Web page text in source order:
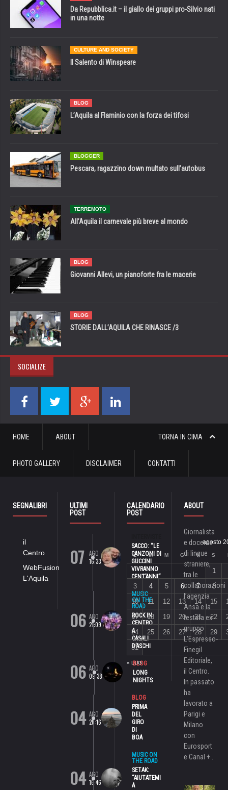
Da Repubblica.it – il giallo dei gruppi pro-Silvio nati
in una notte
CULTURE AND SOCIETY
Il Salento di Winspeare
BLOG
L’Aquila al Flaminio con la forza dei tifosi
BLOGGER
Pescara, ragazzino down multato sull’autobus
TERREMOTO
All’Aquila il carnevale più breve al mondo
BLOG
Giovanni Allevi, un pianoforte fra le macerie
BLOG
STORIE DALL’AQUILA CHE RINASCE /3
SOCIALIZE
TORNA IN CIMA
HOME ABOUT
PHOTO GALLERY DISCLAIMER CONTATTI
SEGNALIBRI
il
Centro
WebFusion
L'Aquila
ULTIMI
POST
07
AGO
16:33
SACCO: “LE
CANZONI DI
GUCCINI
VIVRANNO
CENT’ANNI”
06 AGO
21:09
MUSIC
ON THE
ROAD
ROCK IN
CENTRO
A
CASALI
D’ASCHI
06 AGO
09:38
BLOG
LONG
NIGHTS
04 AGO
20:16
BLOG
PRIMA
DEL
GIRO
DI
BOA
04 AGO
16:46
MUSIC ON
THE ROAD
SETAK:
“AIUTATEMI
A
CALENDARIO
POST
agosto
L M M G V S
« LUG
1
3
4 5 6 7 8
10
11 12 13 14 15
17
18 19 20 21 22
24
25 26 27 28 29
31
ABOUT
Giornalista
e docente
di lingue
straniere,
tra le
collaborazioni
l’agenzia
Ansa e la
testata ex
gruppo
L’Espresso-
Finegil
Editoriale,
il Centro.
In passato
ha
lavorato a
Parigi e
Milano
con
Eurosport
e Canal + .